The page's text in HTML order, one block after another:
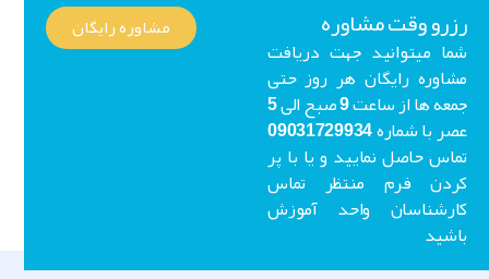
وقت مشاوره
میتوانید جهت دریافت
رایگان هر روز حتی
جمعه ها از ساعت 9 صبح الی 5
عصر با شماره 09031729934
حاصل نمایید و یا با پر
فرم منتظر تماس
واحد آموزش
مشاوره رایگان